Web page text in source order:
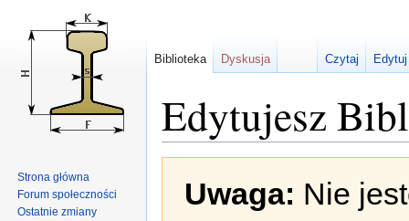
Edytujesz
nawigacji
wyszukiwania
Uwaga: Nie
Biblioteka Dyskusja Czytaj
Strona główna
Forum społeczności
Ostatnie zmiany